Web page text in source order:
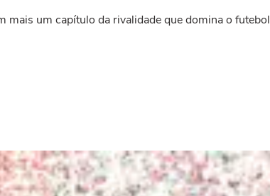
mais um capítulo da rivalidade que domina o